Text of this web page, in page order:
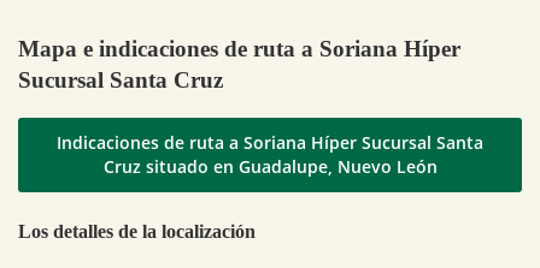
Mapa e indicaciones de ruta a Soriana Híper
Sucursal Santa Cruz
Indicaciones de ruta a Soriana Híper Sucursal Santa
Cruz situado en Guadalupe, Nuevo León
Los detalles de la localización